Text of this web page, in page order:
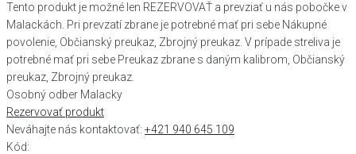
Tento produkt je možné len REZERVOVAŤ a prevziať u nás pobočke v
Malackách. Pri prevzatí zbrane je potrebné mať pri sebe Nákupné
povolenie, Občianský preukaz, Zbrojný preukaz. V prípade streliva je
potrebné mať pri sebe Preukaz zbrane s daným kalibrom, Občianský
preukaz, Zbrojný preukaz.
Osobný odber Malacky
Rezervovať produkt
Neváhajte nás kontaktovať: +421 940 645 109
Kód: